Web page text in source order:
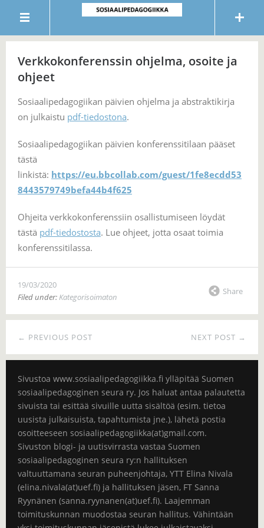
Verkkokonferenssin ohjelma, osoite ja
ohjeet
Sosiaalipedagogiikan päivien ohjelma ja abstraktikirja
on julkaistu pdf-tiedostona.
Sosiaalipedagogiikan päivien konferenssitilaan pääset
tästä
linkistä: https://eu.bbcollab.com/guest/1fe8ecdd53
8443579749befa44b4f625
Ohjeita verkkokonferenssiin osallistumiseen löydät
tästä pdf-tiedostosta. Lue ohjeet, jotta osaat toimia
konferenssitilassa.
19/03/2020
Filed under:Kategorisoimaton
Share
NEXT POST →
← PREVIOUS POST
Sivustoa www.sosiaalipedagogiikka.fi ylläpitää Suomen
sosiaalipedagoginen seura ry. Jos haluat antaa palautetta
sivuista tai esittää sivuille uutta sisältöä (esim. tietoa
uusista julkaisuista, tapahtumista jne.), lähetä postia
osoitteeseen sosiaalipedagogiikka(at)gmail.com.
Sivuston blogi- ja uutisvirrasta vastaa Suomen
sosiaalipedagoginen seura ry:n hallituksen
valtuuttamana seuran puheenjohtaja, YTT Elina Nivala
(elina.nivala(at)uef.fi) ja hallituksen jäsen, FT Sanna
Ryynänen (sanna.ryynanen(at)uef.fi). Laajemman
toimituskunnan muodostaa seuran hallitus. Vähintään